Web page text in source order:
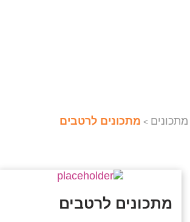
מתכונים > מתכונים לרטבים
מתכונים לרטבים